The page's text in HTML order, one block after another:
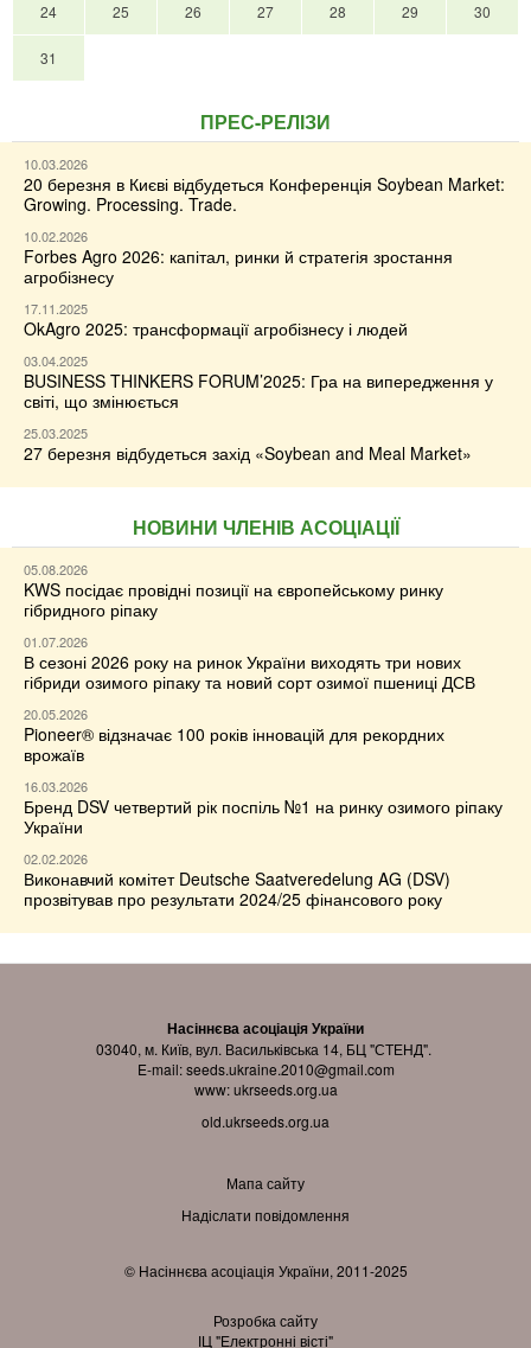
24 25 26 27 28 29 30
31
ПРЕС-РЕЛІЗИ
10.03.2026
20 березня в Києві відбудеться Конференція Soybean Market:
Growing. Processing. Trade.
10.02.2026
Forbes Agro 2026: капітал, ринки й стратегія зростання
агробізнесу
17.11.2025
OkAgro 2025: трансформації агробізнесу і людей
03.04.2025
BUSINESS THINKERS FORUM’2025: Гра на випередження у
світі, що змінюється
25.03.2025
27 березня відбудеться захід «Soybean and Meal Market»
НОВИНИ ЧЛЕНІВ АСОЦІАЦІЇ
05.08.2026
KWS посідає провідні позиції на європейському ринку
гібридного ріпаку
01.07.2026
В сезоні 2026 року на ринок України виходять три нових
гібриди озимого ріпаку та новий сорт озимої пшениці ДСВ
20.05.2026
Pioneer® відзначає 100 років інновацій для рекордних
врожаїв
16.03.2026
Бренд DSV четвертий рік поспіль №1 на ринку озимого ріпаку
України
02.02.2026
Виконавчий комітет Deutsche Saatveredelung AG (DSV)
прозвітував про результати 2024/25 фінансового року
Насіннєва асоціація України
03040, м. Київ, вул. Васильківська 14, БЦ "СТЕНД".
E-mail:seeds.ukraine.2010@gmail.com
www:ukrseeds.org.ua
old.ukrseeds.org.ua
Мапа сайту
Надіслати повідомлення
© Насіннєва асоціація України, 2011-2025
Розробка сайту
ІЦ "Електронні вісті"